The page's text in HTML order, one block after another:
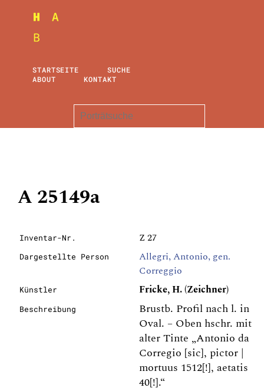
STARTSEITE
SUCHE
ABOUT
KONTAKT
A 25149a
Inventar-Nr. Z 27
Dargestellte Person
Allegri, Antonio, gen.
Correggio
Künstler Fricke, H. (Zeichner)
Beschreibung
Brustb. Profil nach l. in
Oval. – Oben hschr. mit
alter Tinte „Antonio da
Corregio [sic], pictor |
mortuus 1512[!], aetatis
40[!].“